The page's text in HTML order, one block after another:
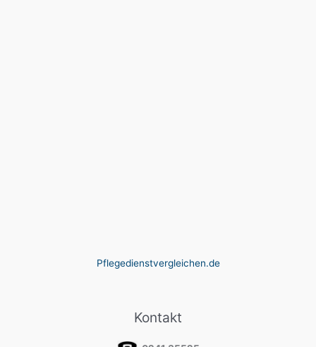
Pflegedienstvergleichen.de
Kontakt